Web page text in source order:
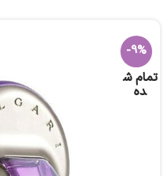
-9%
تمام ش
ده